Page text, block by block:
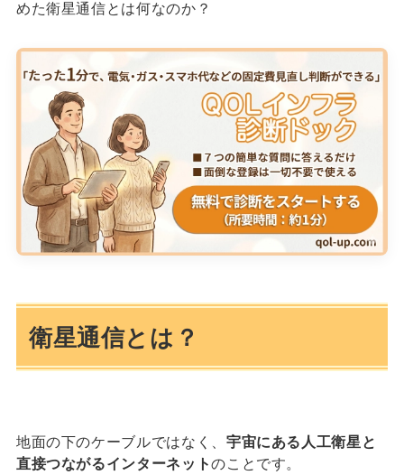
めた衛星通信とは何なのか？
衛星通信とは？
地面の下のケーブルではなく、 宇宙にある人工衛星と
直接つながるインターネットのことです。